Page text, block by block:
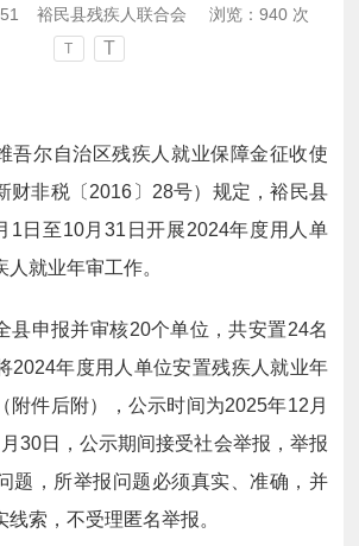
裕民县残疾人联合会 浏览： 940次
T T
吾尔自治区残疾人就业保障金征收使
财非税〔2016〕28号）规定，裕民县
1日至10月31日开展2024年度用人单
人就业年审工作。
县申报并审核20个单位，共安置24名
2024年度用人单位安置残疾人就业年
附件后附），公示时间为2025年12月
30日，公示期间接受社会举报，举报
题，所举报问题必须真实、准确，并
索，不受理匿名举报。